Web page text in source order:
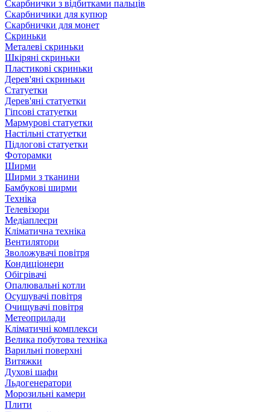
Скарбнички з відбитками пальців
Скарбничики для купюр
Скарбнички для монет
Скриньки
Металеві скриньки
Шкіряні скриньки
Пластикові скриньки
Дерев'яні скриньки
Статуетки
Дерев'яні статуетки
Гіпсові статуетки
Мармурові статуетки
Настільні статуетки
Підлогові статуетки
Фоторамки
Ширми
Ширми з тканини
Бамбукові ширми
Техніка
Телевізори
Медіаплеєри
Кліматична техніка
Вентилятори
Зволожувачі повітря
Кондиціонери
Обігрівачі
Опалювальні котли
Осушувачі повітря
Очищувачі повітря
Метеоприлади
Кліматичні комплекси
Велика побутова техніка
Варильні поверхні
Витяжки
Духові шафи
Льдогенератори
Морозильні камери
Плити